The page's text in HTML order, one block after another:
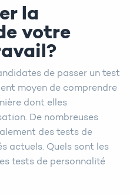
la
votre
de passer un test
moyen de comprendre
dont elles
De nombreuses
des tests de
actuels. Quels sont les
tests de personnalité